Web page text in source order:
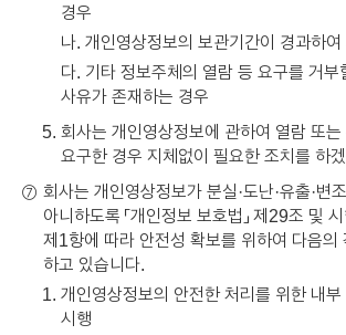
경우
나. 개인영상정보의 보관기간이 경과하
다. 기타 정보주체의 열람 등 요구를 거부
사유가 존재하는 경우
회사는 개인영상정보에 관하여 열람 또는
요구한 경우 지체없이 필요한 조치를 하
⑦ 회사는 개인영상정보가 분실·도난·유출·변
아니하도록 「개인정보 보호법」 제29조 및
제1항에 따라 안전성 확보를 위하여 다음의
하고 있습니다.
개인영상정보의 안전한 처리를 위한 내부
시행